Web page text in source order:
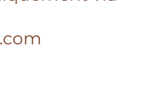
299 2040
14 62 59
via